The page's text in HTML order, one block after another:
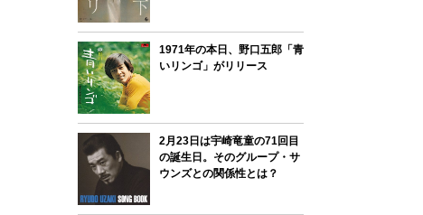
1971年の本日、野口五郎「青
いリンゴ」がリリース
2月23日は宇崎竜童の71回目
の誕生日。そのグループ・サ
ウンズとの関係性とは？